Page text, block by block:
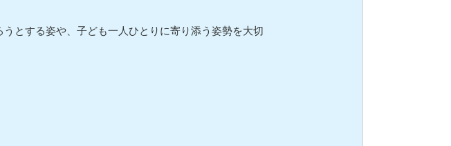
とする姿や、子ども一人ひとりに寄り添う姿勢を大切